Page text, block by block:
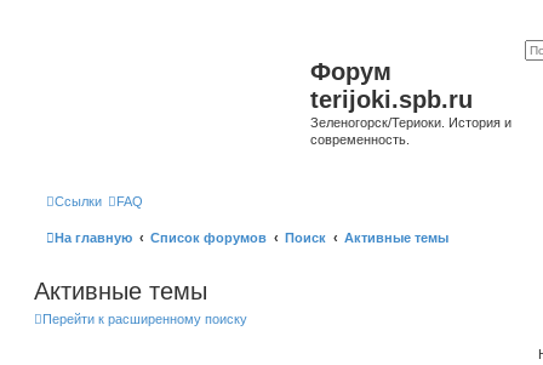
Форум
terijoki.spb.ru
Зеленогорск/Териоки. История и
современность.
Ссылки FAQ
На главную Список форумов Поиск Активные темы
Активные темы
Перейти к расширенному поиску